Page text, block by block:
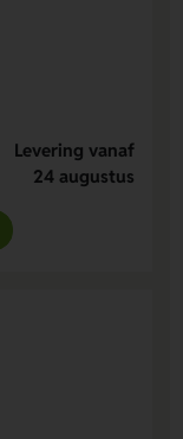
Levering vanaf
24 augustus